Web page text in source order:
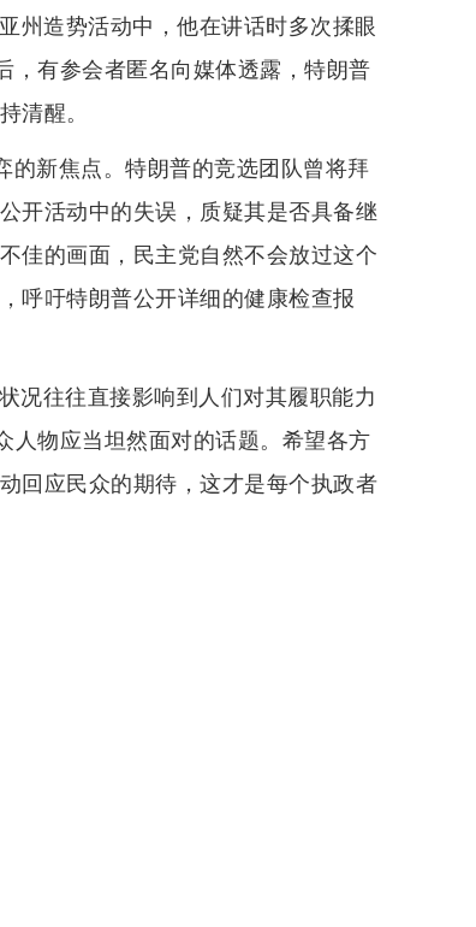
州造势活动中，他在讲话时多次揉眼
，有参会者匿名向媒体透露，特朗普
清醒。
的新焦点。特朗普的竞选团队曾将拜
开活动中的失误，质疑其是否具备继
佳的画面，民主党自然不会放过这个
呼吁特朗普公开详细的健康检查报
况往往直接影响到人们对其履职能力
人物应当坦然面对的话题。希望各方
回应民众的期待，这才是每个执政者